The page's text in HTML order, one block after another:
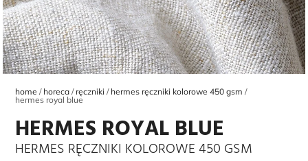
home horeca ręczniki
hermes ręczniki kolorowe 450 gsm
hermes royal blue
HERMES ROYAL BLUE
HERMES RĘCZNIKI KOLOROWE 450 GSM